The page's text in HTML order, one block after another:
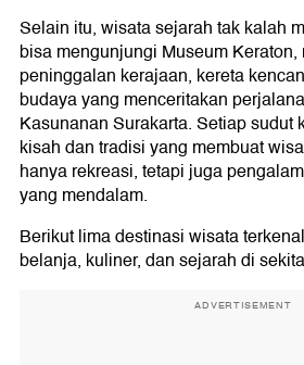
Selain itu, wisata sejarah tak kalah
bisa mengunjungi Museum
peninggalan kerajaan, kereta
budaya yang menceritakan
Kasunanan Surakarta. Setiap sudut
kisah dan tradisi yang membuat
hanya rekreasi, tetapi juga
yang mendalam.
Berikut lima destinasi wisata
belanja, kuliner, dan sejarah di
ADVERTISEMENT